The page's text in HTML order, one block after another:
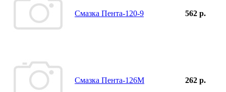
Смазка Пента-120-9 562 р.
Смазка Пента-126М 262 р.